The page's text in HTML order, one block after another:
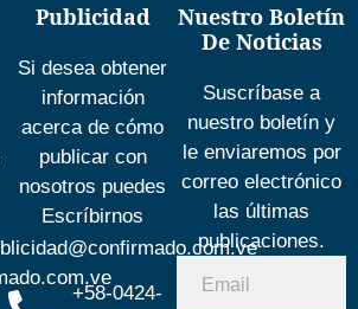
Publicidad
Si desea obtener
información
acerca de cómo
publicar con
nosotros puedes
Escríbirnos
+58-0424-
Nuestro Boletín
De Noticias
Suscríbase a
nuestro boletín y
le enviaremos por
correo electrónico
las últimas
publicaciones.